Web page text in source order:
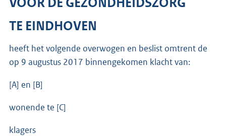
TE EINDHOVEN
heeft het volgende overwogen en beslist omtrent de
op 9 augustus 2017 binnengekomen klacht van:
[A] en [B]
wonende te [C]
klagers